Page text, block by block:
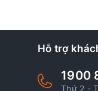
Hỗ trợ
1900
Thứ 2 -